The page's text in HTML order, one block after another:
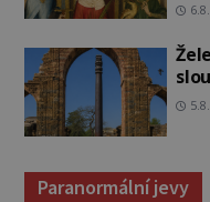
Paranormální jevy